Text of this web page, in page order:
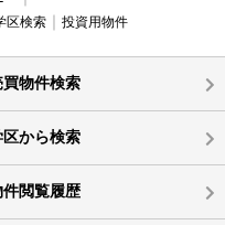
区検索 投資用物件
買物件検索
区から検索
件閲覧履歴